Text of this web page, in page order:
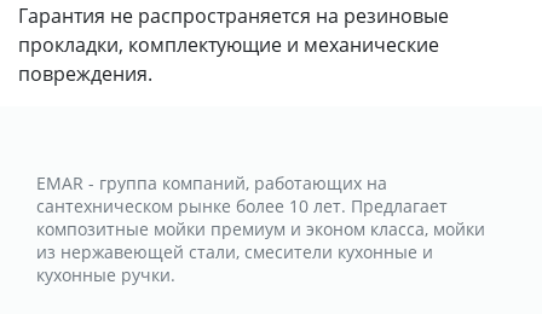
Гарантия не распространяется на резиновые
прокладки, комплектующие и механические
повреждения.
EMAR - группа компаний, работающих на
сантехническом рынке более 10 лет. Предлагает
композитные мойки премиум и эконом класса, мойки
из нержавеющей стали, смесители кухонные и
кухонные ручки.